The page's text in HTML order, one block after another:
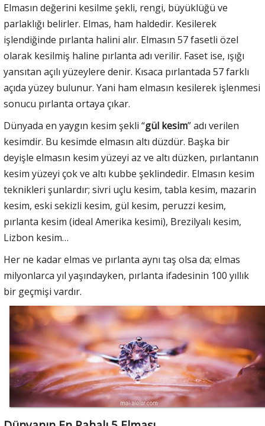
Elmasın değerini kesilme şekli, rengi, büyüklüğü ve
parlaklığı belirler. Elmas, ham haldedir. Kesilerek
işlendiğinde pırlanta halini alır. Elmasın 57 fasetli özel
olarak kesilmiş haline pırlanta adı verilir. Faset ise, ışığı
yansıtan açılı yüzeylere denir. Kısaca pırlantada 57 farklı
açıda yüzey bulunur. Yani ham elmasın kesilerek işlenmesi
sonucu pırlanta ortaya çıkar.
Dünyada en yaygın kesim şekli “gül kesim” adı verilen
kesimdir. Bu kesimde elmasın altı düzdür. Başka bir
deyişle elmasın kesim yüzeyi az ve altı düzken, pırlantanın
kesim yüzeyi çok ve altı kubbe şeklindedir. Elmasın kesim
teknikleri şunlardır; sivri uçlu kesim, tabla kesim, mazarin
kesim, eski sekizli kesim, gül kesim, peruzzi kesim,
pırlanta kesim (ideal Amerika kesimi), Brezilyalı kesim,
Lizbon kesim…
Her ne kadar elmas ve pırlanta aynı taş olsa da; elmas
milyonlarca yıl yaşındayken, pırlanta ifadesinin 100 yıllık
bir geçmişi vardır.